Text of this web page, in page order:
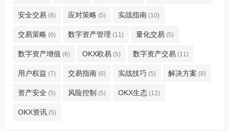
安全交易 (8) 应对策略 (5) 实战指南 (10)
交易策略 (6) 数字资产管理 (11) 量化交易 (5)
数字资产增值 (6) OKX欧易 (5) 数字资产交易 (11)
用户权益 (7) 交易指南 (6) 实战技巧 (5) 解决方案 (8)
资产安全 (5) 风险控制 (5) OKX生态 (12)
OKX资讯 (5)